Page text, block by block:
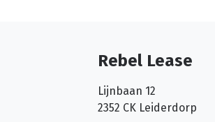
Rebel Lease
Lijnbaan 12
2352 CK Leiderdorp